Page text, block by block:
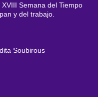
Semana del Tiempo
y del trabajo.
Soubirous